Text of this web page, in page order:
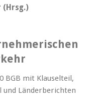
(Hrsg.)
BGB mit Klauselteil,
und Länderberichten